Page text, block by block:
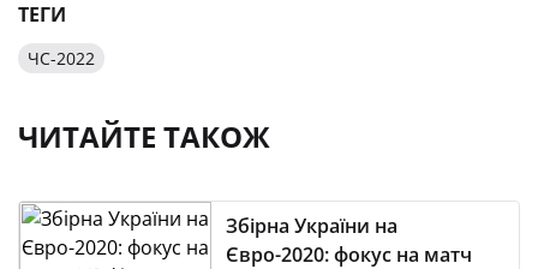
ТЕГИ
ЧС-2022
ЧИТАЙТЕ ТАКОЖ
Збірна України на
Євро-2020: фокус на матч